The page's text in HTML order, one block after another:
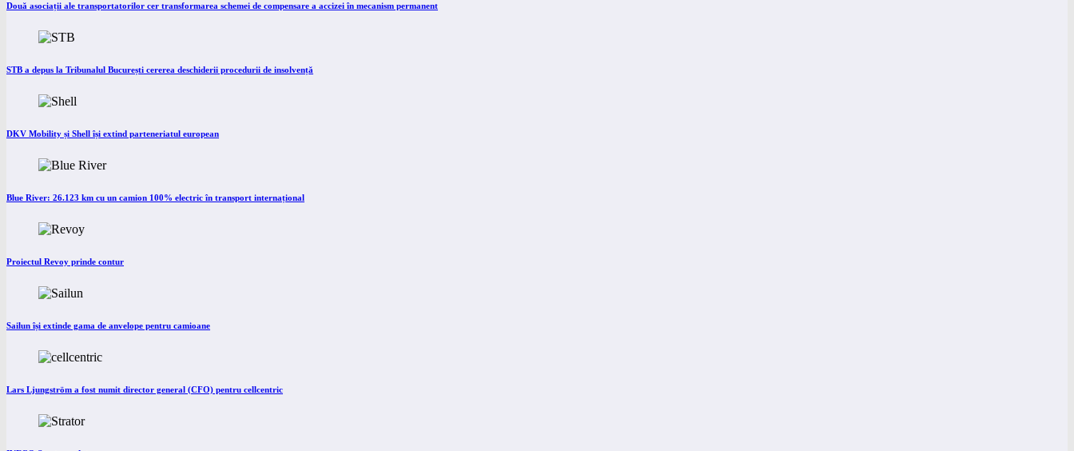
Două asociații ale transportatorilor cer transformarea schemei de compensare a accizei în mecanism permanent
STB a depus la Tribunalul București cererea deschiderii procedurii de insolvență
DKV Mobility și Shell își extind parteneriatul european
Blue River: 26.123 km cu un camion 100% electric în transport internațional
Proiectul Revoy prinde contur
Sailun își extinde gama de anvelope pentru camioane
Lars Ljungström a fost numit director general (CFO) pentru cellcentric